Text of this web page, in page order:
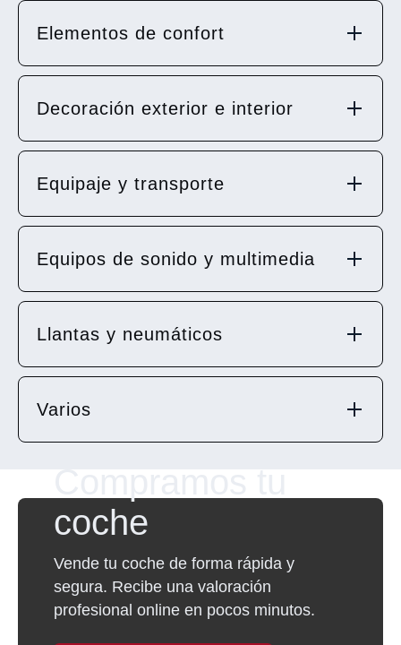
Elementos de confort
Decoración exterior e interior
Equipaje y transporte
Equipos de sonido y multimedia
Llantas y neumáticos
Varios
coche
Vende tu coche de forma rápida y
segura. Recibe una valoración
profesional online en pocos minutos.